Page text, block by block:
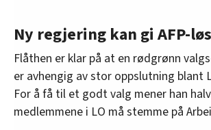
Ny regjering kan gi AFP-
Flåthen er klar på at en rødgrønn
er avhengig av stor oppslutning blant
For å få til et godt valg mener han
medlemmene i LO må stemme på